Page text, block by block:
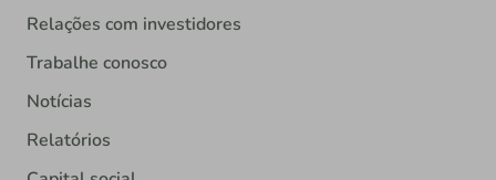
Relações com investidores
Trabalhe conosco
Notícias
Relatórios